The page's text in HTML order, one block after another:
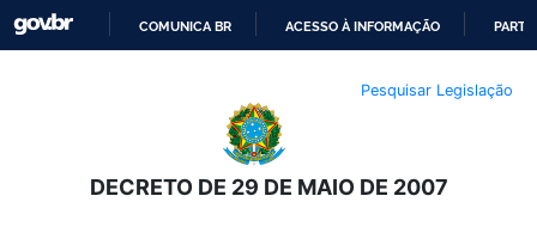
O
CONTEÚDO
COMUNICA BR ACESSO À INFORMAÇÃO
Pesquisar Legislação
DECRETO DE 29 DE MAIO DE 2007